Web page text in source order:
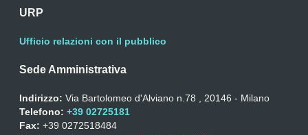
URP
Ufficio relazioni con il pubblico
Sede Amministrativa
Indirizzo: Via Bartolomeo d'Alviano n.78 , 20146 - Milano
Telefono: +39 02725181
Fax: +39 0272518484